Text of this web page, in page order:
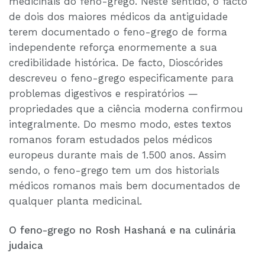
de dois dos maiores médicos da antiguidade
terem documentado o feno-grego de forma
independente reforça enormemente a sua
credibilidade histórica. De facto, Dioscórides
descreveu o feno-grego especificamente para
problemas digestivos e respiratórios —
propriedades que a ciência moderna confirmou
integralmente. Do mesmo modo, estes textos
romanos foram estudados pelos médicos
europeus durante mais de 1.500 anos. Assim
sendo, o feno-grego tem um dos historials
médicos romanos mais bem documentados de
qualquer planta medicinal.
O feno-grego no Rosh Hashaná e na culinária
judaica